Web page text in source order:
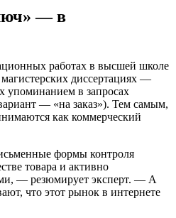
— в
работах в высшей школе
диссертациях —
упоминанием в запросах
— «на заказ»). Тем самым,
как коммерческий
формы контроля
товара и активно
— резюмирует эксперт. — А
что этот рынок в интернете